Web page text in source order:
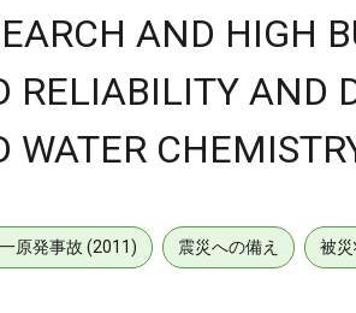
AND HIGH
RELIABILITY AND
WATER
原発事故 (2011) 震災への備え 被災